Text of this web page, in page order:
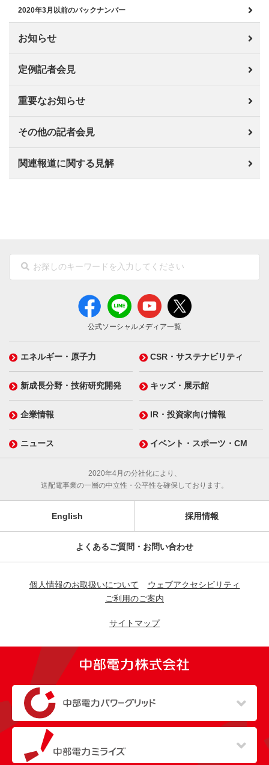
2020年3月以前のバックナンバー
お知らせ
定例記者会見
重要なお知らせ
その他の記者会見
関連報道に関する見解
公式ソーシャルメディア一覧
エネルギー・原子力 CSR・サステナビリティ
新成長分野・技術研究開発 キッズ・展示館
企業情報 IR・投資家向け情報
ニュース イベント・スポーツ・CM
2020年4月の分社化により、
送配電事業の一層の中立性・公平性を確保しております。
English 採用情報
よくあるご質問・お問い合わせ
個人情報のお取扱いについて
ウェブアクセシビリティ
ご利用のご案内
サイトマップ
（新しいウィンドウを開きます）
（新しいウィンドウを開きます）